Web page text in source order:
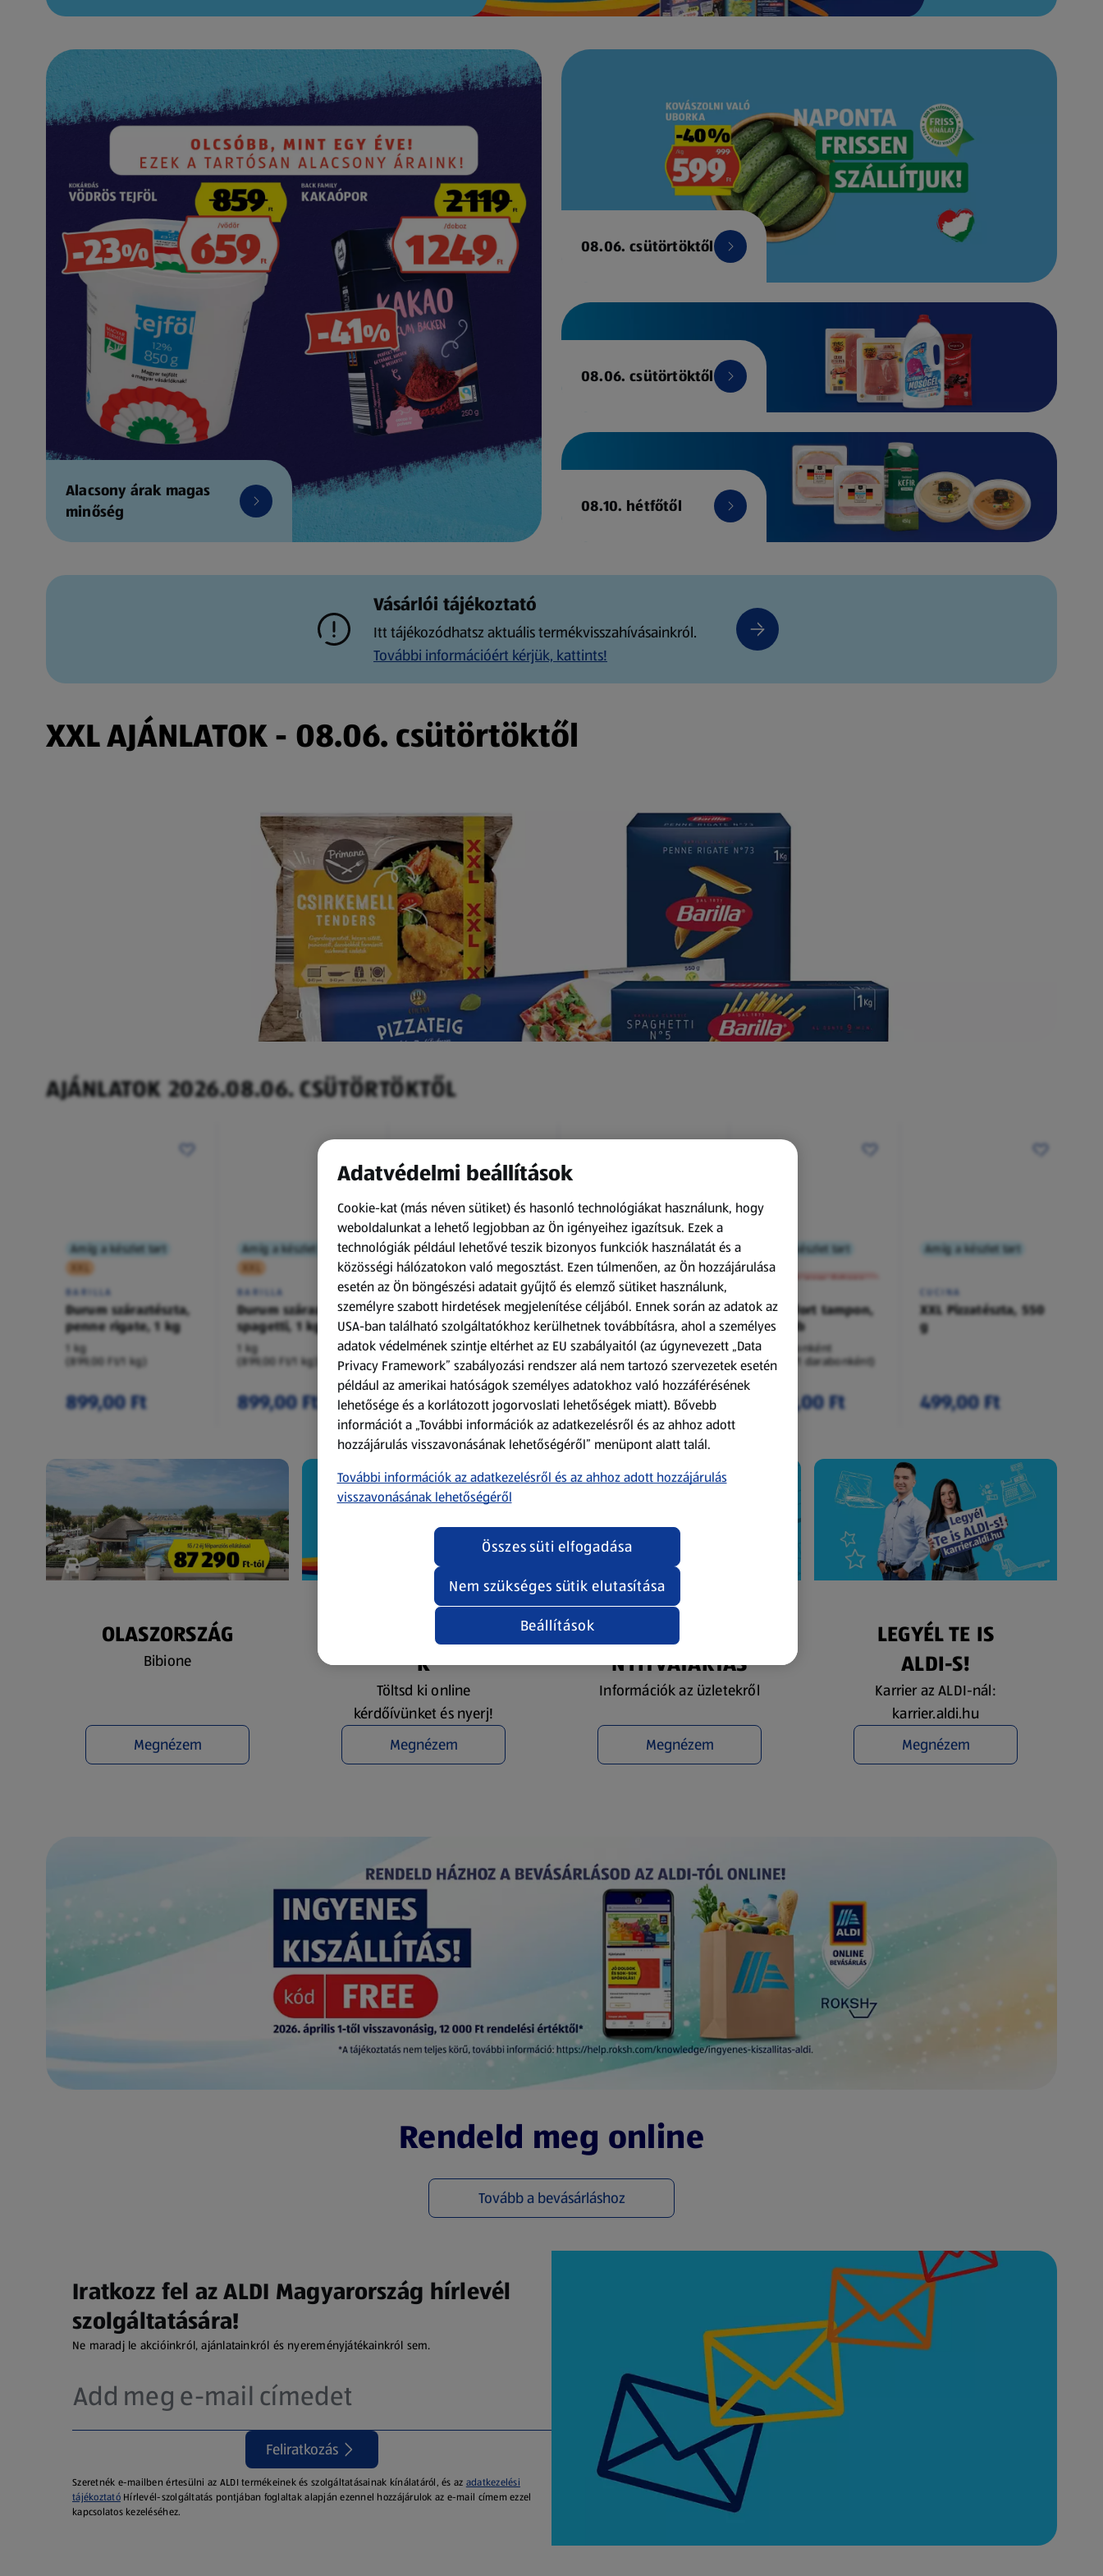
Alacsony árak magas
minőség
08.06. csütörtöktől
08.06. csütörtöktől
08.10. hétfőtől
Vásárlói tájékoztató
Itt tájékozódhatsz aktuális termékvisszahívásainkról.
További információért kérjük, kattints!
XXL AJÁNLATOK - 08.06. csütörtöktől
AJÁNLATOK 2026.08.06. CSÜTÖRTÖKTŐL
Amíg a készlet tart
XXL
BARILLA
Durum száraztészta,
penne rigate, 1 kg
1 kg
(899,00 Ft/1 kg)
899,00 Ft
Amíg a készlet tart
XXL
BARILLA
Durum száraztészta,
spagetti, 1 kg
1 kg
(899,00 Ft/1 kg)
899,00 Ft
Amíg a készlet tart
XXL
ACTIMEL
Actimel joghurtital, 8
palack
0,8 kg
(1 186,25 Ft/1 kg)
949,00 Ft
Amíg a készlet tart
XXL
O.B.
Procomfort tampon,
64 darab
64 darabonként
(59,36 Ft/1 darabonként)
3 799,00 Ft
Amíg a készlet tart
XXL
A termék nem érkezett meg!
Procomfort tampon,
54 darab
54 darabonként
(62,94 Ft/1 darabonként)
3 399,00 Ft
Amíg a készlet tart
CUCINA
XXL Pizzatészta, 550
g
499,00 Ft
OLASZORSZÁG
Bibione
Megnézem
NYEREMÉNYJÁTÉ
K
Töltsd ki online
kérdőívünket és nyerj!
Megnézem
ÜZLETKERESŐ ÉS
NYITVATARTÁS
Információk az üzletekről
Megnézem
LEGYÉL TE IS
ALDI-S!
Karrier az ALDI-nál:
karrier.aldi.hu
Megnézem
(új oldalon nyílik meg)
Rendeld meg online
Tovább a bevásárláshoz
(új oldalon nyílik meg)
Iratkozz fel az ALDI Magyarország hírlevél
szolgáltatására!
Ne maradj le akcióinkról, ajánlatainkról és nyereményjátékainkról sem.
Feliratkozás
Szeretnék e-mailben értesülni az ALDI termékeinek és szolgáltatásainak kínálatáról, és az adatkezelési
tájékoztatóHírlevél-szolgáltatás pontjában foglaltak alapján ezennel hozzájárulok az e-mail címem ezzel
kapcsolatos kezeléséhez.
Adatvédelmi beállítások
Cookie-kat (más néven sütiket) és hasonló technológiákat használunk, hogy
weboldalunkat a lehető legjobban az Ön igényeihez igazítsuk. Ezek a
technológiák például lehetővé teszik bizonyos funkciók használatát és a
közösségi hálózatokon való megosztást. Ezen túlmenően, az Ön hozzájárulása
esetén az Ön böngészési adatait gyűjtő és elemző sütiket használunk,
személyre szabott hirdetések megjelenítése céljából. Ennek során az adatok az
USA-ban található szolgáltatókhoz kerülhetnek továbbításra, ahol a személyes
adatok védelmének szintje eltérhet az EU szabályaitól (az úgynevezett „Data
Privacy Framework” szabályozási rendszer alá nem tartozó szervezetek esetén
például az amerikai hatóságok személyes adatokhoz való hozzáférésének
lehetősége és a korlátozott jogorvoslati lehetőségek miatt). Bővebb
információt a „További információk az adatkezelésről és az ahhoz adott
hozzájárulás visszavonásának lehetőségéről” menüpont alatt talál.
További információk az adatkezelésről és az ahhoz adott hozzájárulás
visszavonásának lehetőségéről
Beállítások
Nem szükséges sütik elutasítása
Összes süti elfogadása